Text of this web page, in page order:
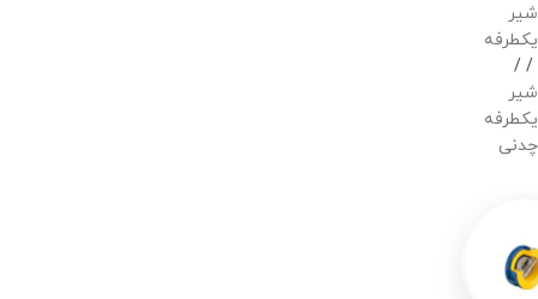
شیر
یکطرفه
/
شیر
یکطرفه
چدنی